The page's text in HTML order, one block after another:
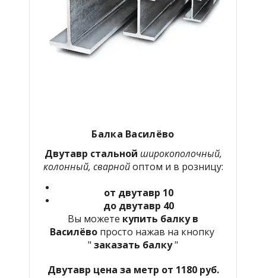
Балка Василёво
Двутавр стальной широкополочный,
колонный, сварнойоптом и в розницу:
от двутавр 10
до двутавр 40
Вы можете купить балку в
Василёво просто нажав на кнопку
" заказать балку"
Двутавр цена за метр от 1180 руб.